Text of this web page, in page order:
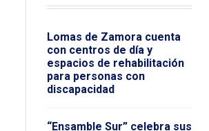
Lomas de Zamora cuenta
con centros de día y
espacios de rehabilitación
para personas con
discapacidad
“Ensamble Sur” celebra sus